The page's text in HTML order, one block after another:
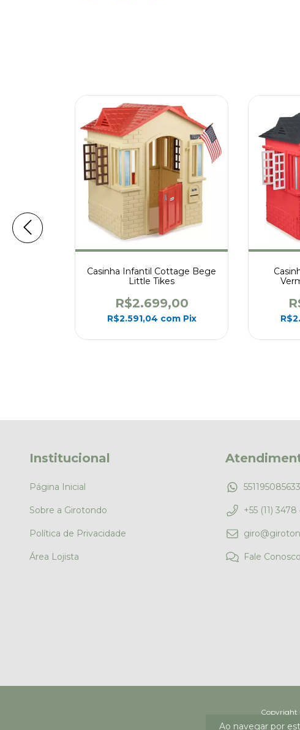
Ao navegar por
Casinha Infantil Cottage Bege
Little Tikes
R$2.699,00
R$2.591,04 com Pix
Institucional
Página Inicial
Sobre a Girotondo
Política de Privacidade
Área Lojista
+55 (11)
Fale Conosco
Copyright